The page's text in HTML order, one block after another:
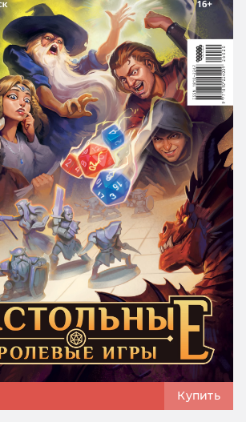
Купить